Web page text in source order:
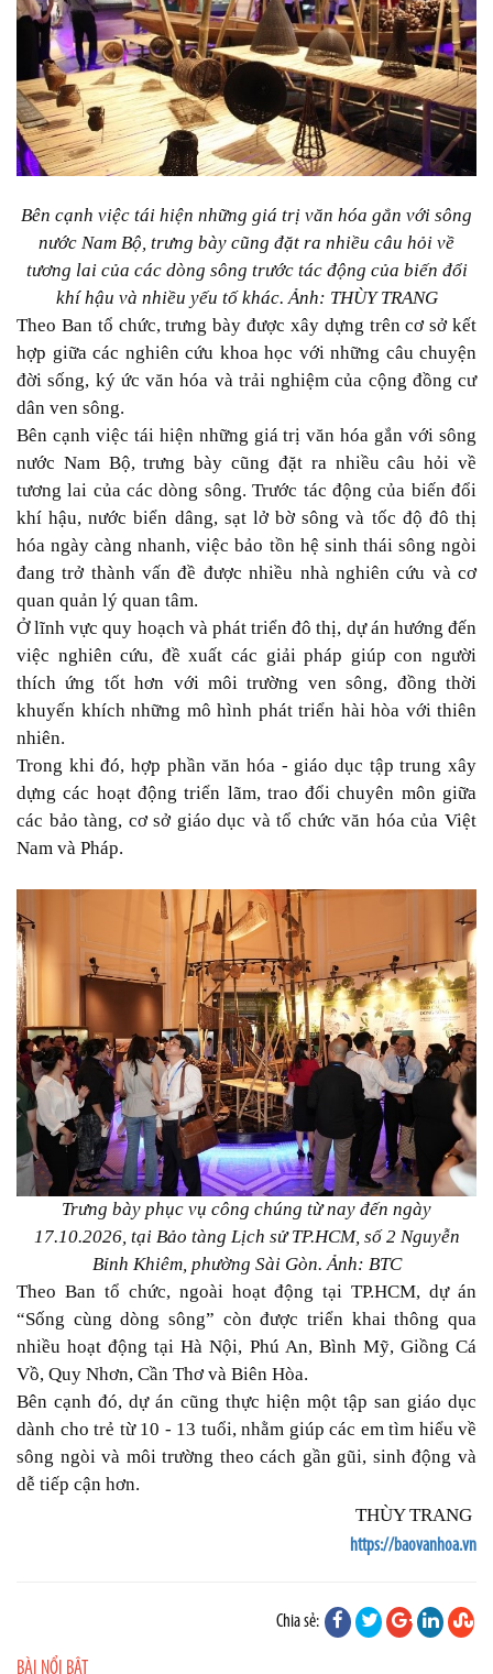
Bên cạnh việc tái hiện những giá trị văn hóa gắn với sông
nước Nam Bộ, trưng bày cũng đặt ra nhiều câu hỏi về
tương lai của các dòng sông trước tác động của biến đổi
khí hậu và nhiều yếu tố khác. Ảnh: THÙY TRANG
Theo Ban tổ chức, trưng bày được xây dựng trên cơ sở kết
hợp giữa các nghiên cứu khoa học với những câu chuyện
đời sống, ký ức văn hóa và trải nghiệm của cộng đồng cư
dân ven sông.
Bên cạnh việc tái hiện những giá trị văn hóa gắn với sông
nước Nam Bộ, trưng bày cũng đặt ra nhiều câu hỏi về
tương lai của các dòng sông. Trước tác động của biến đổi
khí hậu, nước biển dâng, sạt lở bờ sông và tốc độ đô thị
hóa ngày càng nhanh, việc bảo tồn hệ sinh thái sông ngòi
đang trở thành vấn đề được nhiều nhà nghiên cứu và cơ
quan quản lý quan tâm.
Ở lĩnh vực quy hoạch và phát triển đô thị, dự án hướng đến
việc nghiên cứu, đề xuất các giải pháp giúp con người
thích ứng tốt hơn với môi trường ven sông, đồng thời
khuyến khích những mô hình phát triển hài hòa với thiên
nhiên.
Trong khi đó, hợp phần văn hóa - giáo dục tập trung xây
dựng các hoạt động triển lãm, trao đổi chuyên môn giữa
các bảo tàng, cơ sở giáo dục và tổ chức văn hóa của Việt
Nam và Pháp.
Trưng bày phục vụ công chúng từ nay đến ngày
17.10.2026, tại Bảo tàng Lịch sử TP.HCM, số 2 Nguyễn
Bỉnh Khiêm, phường Sài Gòn. Ảnh: BTC
Theo Ban tổ chức, ngoài hoạt động tại TP.HCM, dự án
“Sống cùng dòng sông” còn được triển khai thông qua
nhiều hoạt động tại Hà Nội, Phú An, Bình Mỹ, Giồng Cá
Vồ, Quy Nhơn, Cần Thơ và Biên Hòa.
Bên cạnh đó, dự án cũng thực hiện một tập san giáo dục
dành cho trẻ từ 10 - 13 tuổi, nhằm giúp các em tìm hiểu về
sông ngòi và môi trường theo cách gần gũi, sinh động và
dễ tiếp cận hơn.
THÙY TRANG
https://baovanhoa.vn
Chia sẻ:
BÀI NỔI BẬT